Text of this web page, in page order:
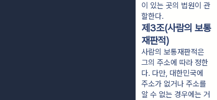
이 있는 곳의 법원이 관
할한다.
제3조(사람의 보통
재판적)
사람의 보통재판적은
그의 주소에 따라 정한
다. 다만, 대한민국에
주소가 없거나 주소를
알 수 없는 경우에는 거